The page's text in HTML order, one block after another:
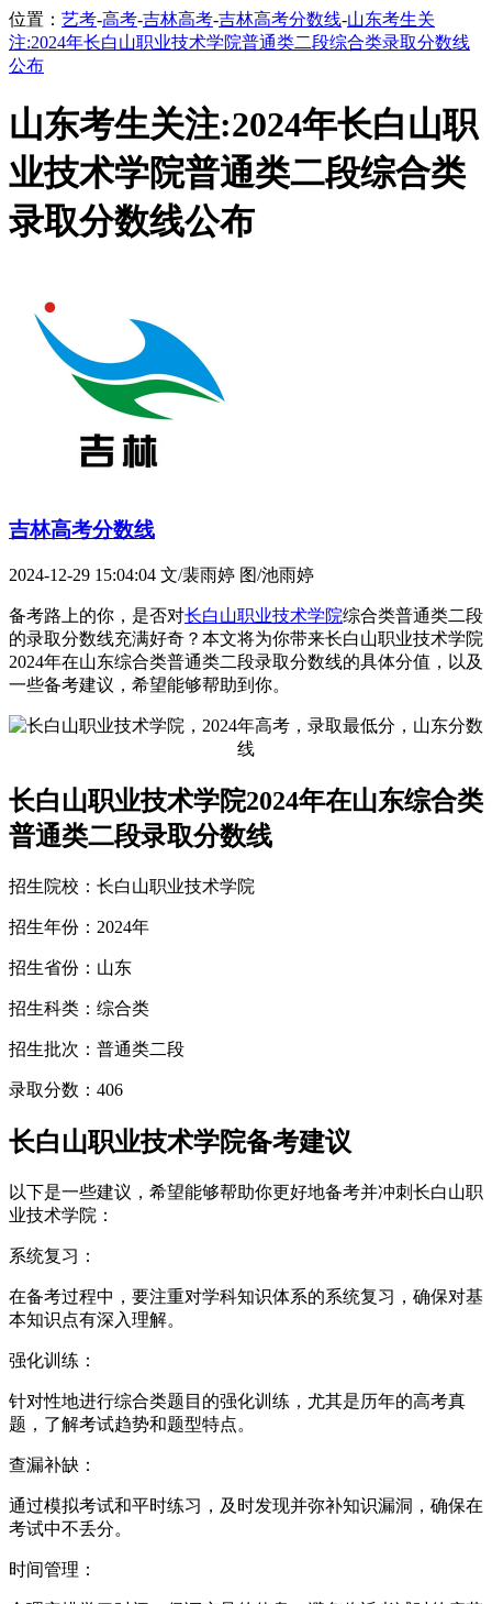
位置： 艺考-高考-吉林高考-吉林高考分数线-山东考生关
注:2024年长白山职业技术学院普通类二段综合类录取分数线
公布
山东考生关注:2024年长白山职
业技术学院普通类二段综合类
录取分数线公布
吉林高考分数线
2024-12-29 15:04:04 文/裴雨婷 图/池雨婷
备考路上的你，是否对长白山职业技术学院综合类普通类二段
的录取分数线充满好奇？本文将为你带来长白山职业技术学院
2024年在山东综合类普通类二段录取分数线的具体分值，以及
一些备考建议，希望能够帮助到你。
长白山职业技术学院2024年在山东综合类
普通类二段录取分数线
招生院校：长白山职业技术学院
招生年份：2024年
招生省份：山东
招生科类：综合类
招生批次：普通类二段
录取分数：406
长白山职业技术学院备考建议
以下是一些建议，希望能够帮助你更好地备考并冲刺长白山职
业技术学院：
系统复习：
在备考过程中，要注重对学科知识体系的系统复习，确保对基
本知识点有深入理解。
强化训练：
针对性地进行综合类题目的强化训练，尤其是历年的高考真
题，了解考试趋势和题型特点。
查漏补缺：
通过模拟考试和平时练习，及时发现并弥补知识漏洞，确保在
考试中不丢分。
时间管理：